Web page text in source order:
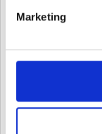
Marketing
SERPENTI
COMPAGNA
Il serpente
l’uomo:
ribrezzo,
terrore sono,